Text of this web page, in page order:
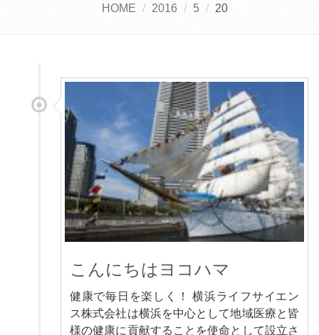
HOME 2016 5 20
こんにちはヨコハマ
健康で毎日を楽しく！ 横浜ライフサイエン
ス株式会社は横浜を中心として地域医療と皆
様の健康に貢献することを使命として設立さ